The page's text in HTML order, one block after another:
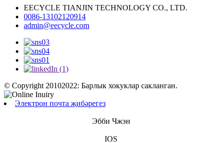
EECYCLE TIANJIN TECHNOLOGY CO., LTD.
0086-13102120914
admin@eecycle.com
© Copyright 20102022: Барлык хокуклар сакланган.
Электрон почта җибәрегез
Эбби Чжэн
IOS